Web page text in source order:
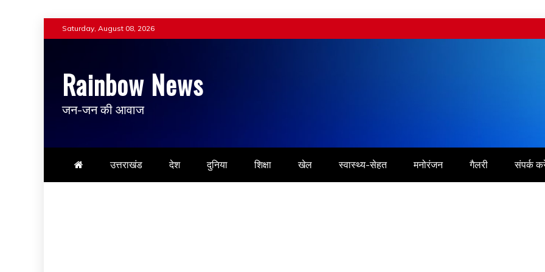
to
Saturday, August 08, 2026
Rainbow News
जन-जन की आवाज
उत्तराखंड देश दुनिया शिक्षा खेल स्वास्थ्य-सेहत मनोरंजन गैलरी संपर्क